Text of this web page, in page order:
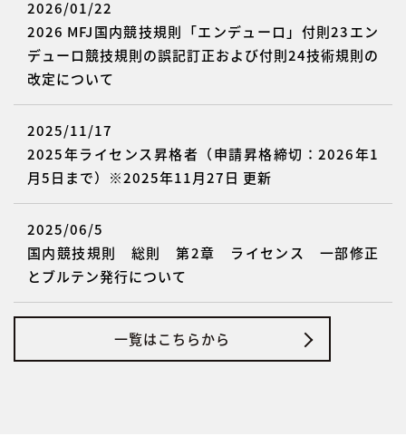
2026/01/22
2026 MFJ国内競技規則「エンデューロ」付則23エン
デューロ競技規則の誤記訂正および付則24技術規則の
改定について
2025/11/17
2025年ライセンス昇格者（申請昇格締切：2026年1
月5日まで）※2025年11月27日 更新
2025/06/5
国内競技規則 総則 第2章 ライセンス 一部修正
とブルテン発行について
一覧はこちらから